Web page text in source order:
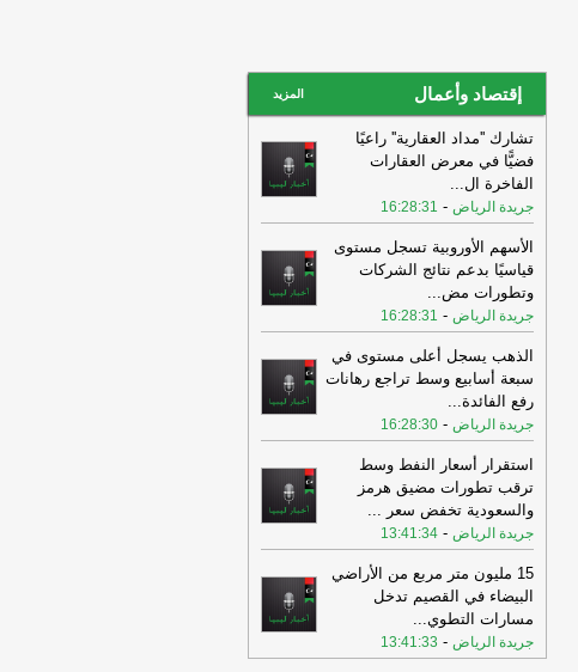
18:03
أوقعت قرعة الدور التمهيدي
لدوري أبطال إفريقيا لكرة القدم ممثل ليبيا،
السويحلي، ف-اخبار ليبيا الان
18:03
أوقعت قرعة الدور التمهيدي
لدوري أبطال إفريقيا لكرة القدم ممثل ليبيا،
السويحلي، ف-اخبار ليبيا الان
18:01
مصرف الجمهورية يدعو زبائنه
للاكتتاب في الإصدار رقم (25–2026) من
شهادات إيداع الم
للاكتتاب في الإصدار رقم (25–2026) من
شهادات إيداع الم-اخبار ليبيا الان
17:59
الحكومة توجه بحصر أضرار
الأحداث بـ«المنطقة الغربية وصرمان»-
اخبار ليبيا الان
17:45
بعد المونديال.. ميسي يواصل
تحطيم الأرقام
اخبار ليبيا الان
الحكومة توجه بحصر أضرار
الأحداث في المنطقة الغربية-عين ليبيا
17:43
عوامل صحية في منتصف العمر
تؤخر الخرف لأكثر من 13 عاما
إقتصاد وأعمال المزيد
تشارك ''مداد العقارية'' راعيًا
فضيًّا في معرض العقارات
الفاخرة ال...
جريدة الرياض -
16:28:31
الأسهم الأوروبية تسجل مستوى
قياسيًا بدعم نتائج الشركات
وتطورات مض...
جريدة الرياض -
16:28:31
الذهب يسجل أعلى مستوى في
سبعة أسابيع وسط تراجع رهانات
رفع الفائدة...
جريدة الرياض -
16:28:30
استقرار أسعار النفط وسط
ترقب تطورات مضيق هرمز
والسعودية تخفض سعر ...
جريدة الرياض -
13:41:34
15 مليون متر مربع من الأراضي
البيضاء في القصيم تدخل
مسارات التطوي...
جريدة الرياض -
13:41:33